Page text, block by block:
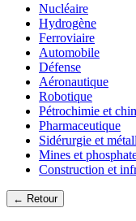
Nucléaire
Hydrogène
Ferroviaire
Automobile
Défense
Aéronautique
Robotique
Pétrochimie et
Pharmaceutique
Sidérurgie et
Mines et
Construction et
← Retour